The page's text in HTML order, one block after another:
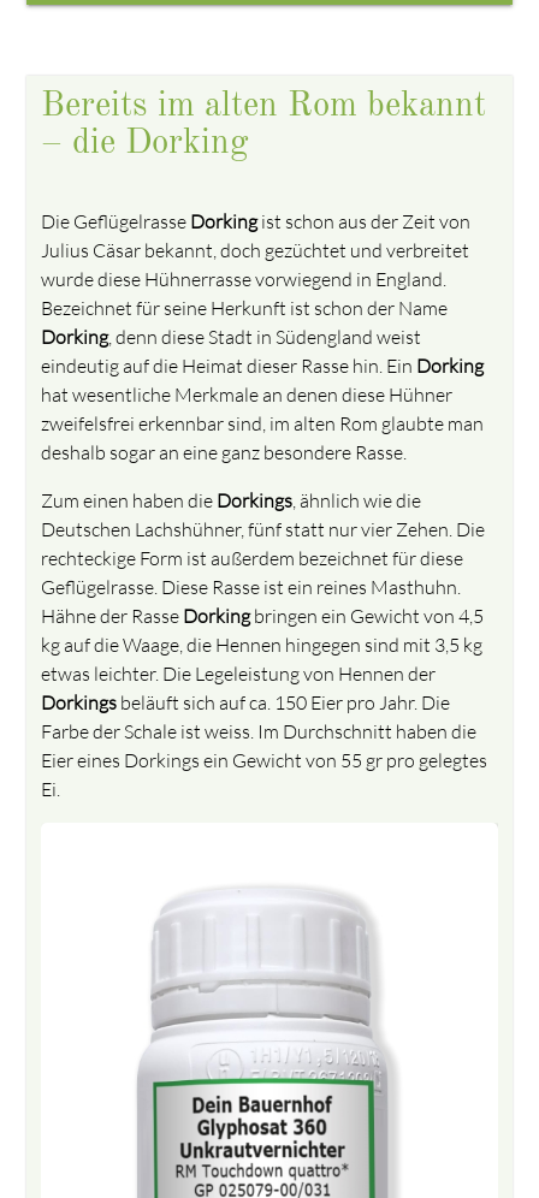
Bereits im alten Rom bekannt
– die Dorking
Die Geflügelrasse Dorkingist schon aus der Zeit von
Julius Cäsar bekannt, doch gezüchtet und verbreitet
wurde diese Hühnerrasse vorwiegend in England.
Bezeichnet für seine Herkunft ist schon der Name
Dorking, denn diese Stadt in Südengland weist
eindeutig auf die Heimat dieser Rasse hin. Ein Dorking
hat wesentliche Merkmale an denen diese Hühner
zweifelsfrei erkennbar sind, im alten Rom glaubte man
deshalb sogar an eine ganz besondere Rasse.
Zum einen haben die Dorkings , ähnlich wie die
Deutschen Lachshühner, fünf statt nur vier Zehen. Die
rechteckige Form ist außerdem bezeichnet für diese
Geflügelrasse. Diese Rasse ist ein reines Masthuhn.
Hähne der Rasse Dorkingbringen ein Gewicht von 4,5
kg auf die Waage, die Hennen hingegen sind mit 3,5 kg
etwas leichter. Die Legeleistung von Hennen der
Dorkings beläuft sich auf ca. 150 Eier pro Jahr. Die
Farbe der Schale ist weiss. Im Durchschnitt haben die
Eier eines Dorkings ein Gewicht von 55 gr pro gelegtes
Ei.